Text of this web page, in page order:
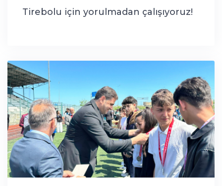
Tirebolu için yorulmadan çalışıyoruz!